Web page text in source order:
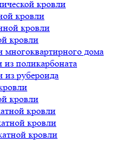
кровли
кровли
кровли
кровли
дома
поликарбоната
рубероида
кровли
кровли
кровли
кровли